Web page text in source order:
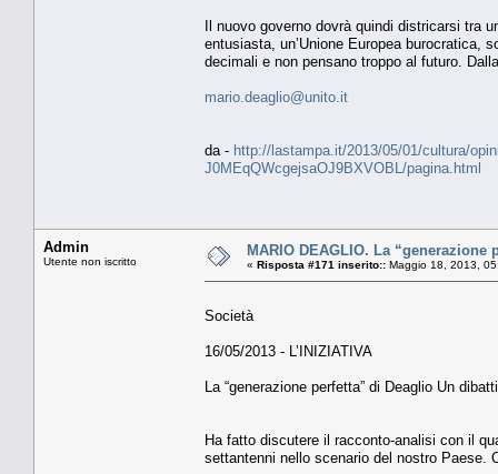
Il nuovo governo dovrà quindi districarsi tra
entusiasta, un’Unione Europea burocratica,
decimali e non pensano troppo al futuro.
mario.deaglio@unito.it
da - http://lastampa.it/2013/05/01/cultura/
J0MEqQWcgejsaOJ9BXVOBL/pagina.html
Admin
Utente non iscritto
MARIO DEAGLIO. La
« Risposta #171 inserito:: Maggio 18, 2013,
Società
16/05/2013 - L’INIZIATIVA
La “generazione perfetta” di Deaglio Un
Ha fatto discutere il racconto-analisi con il
settantenni nello scenario del nostro Paese.